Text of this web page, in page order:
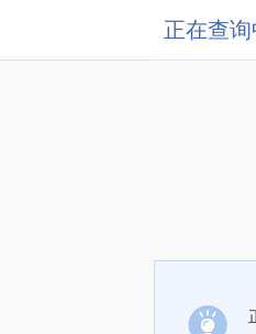
正在查询